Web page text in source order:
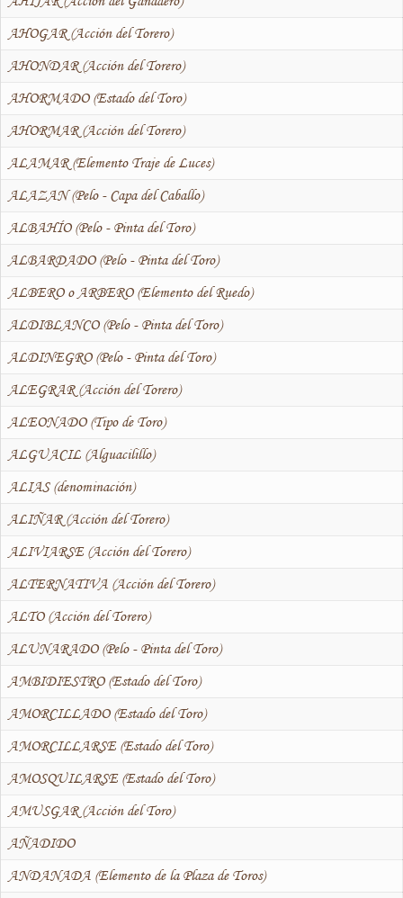
AHOGAR (Acción del Torero)
AHONDAR (Acción del Torero)
AHORMADO (Estado del Toro)
AHORMAR (Acción del Torero)
ALAMAR (Elemento Traje de Luces)
ALAZAN (Pelo - Capa del Caballo)
ALBAHÍO (Pelo - Pinta del Toro)
ALBARDADO (Pelo - Pinta del Toro)
ALBERO o ARBERO (Elemento del Ruedo)
ALDIBLANCO (Pelo - Pinta del Toro)
ALDINEGRO (Pelo - Pinta del Toro)
ALEGRAR (Acción del Torero)
ALEONADO (Tipo de Toro)
ALGUACIL (Alguacilillo)
ALIAS (denominación)
ALIÑAR (Acción del Torero)
ALIVIARSE (Acción del Torero)
ALTERNATIVA (Acción del Torero)
ALTO (Acción del Torero)
ALUNARADO (Pelo - Pinta del Toro)
AMBIDIESTRO (Estado del Toro)
AMORCILLADO (Estado del Toro)
AMORCILLARSE (Estado del Toro)
AMOSQUILARSE (Estado del Toro)
AMUSGAR (Acción del Toro)
AÑADIDO
ANDANADA (Elemento de la Plaza de Toros)